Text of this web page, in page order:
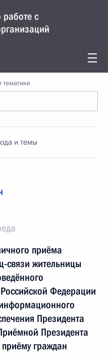
работе с
тематике
и темы
приёма
связи жительницы
Федерации
Президента
Президента
граждан